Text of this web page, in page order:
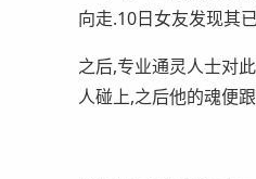
向走.10日女友发现其
之后,专业通灵人士对
人碰上,之后他的魂便